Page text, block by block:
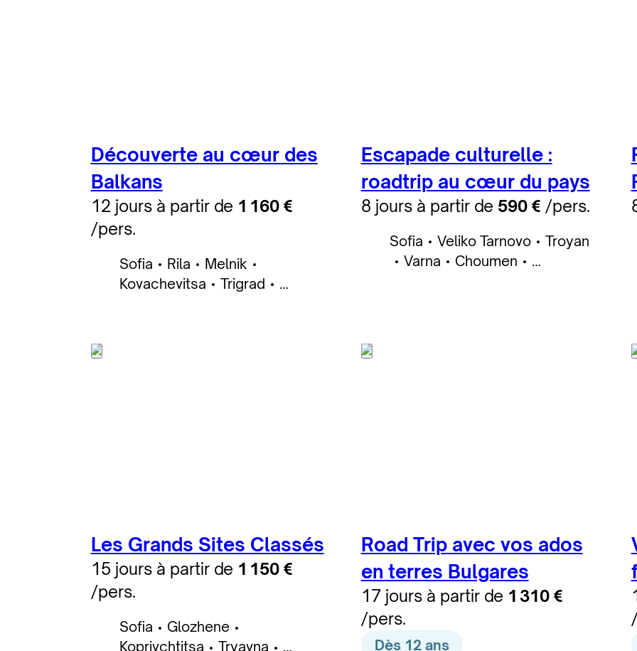
Découverte au cœur des
Balkans
12 jours à partir de 1 160 €
/pers.
Sofia Rila
Melnik
Kovachevitsa
Trigrad
Escapade culturelle :
roadtrip au cœur du pays
8 jours à partir de 590 € /pers.
Sofia Veliko Tarnovo
Troyan
Varna
Choumen
Les Grands Sites Classés
15 jours à partir de 1 150 €
/pers.
Sofia
Glozhene
Koprivchtitsa
Tryavna
Road Trip avec vos ados
en terres Bulgares
17 jours à partir de 1 310 €
/pers.
Dès 12 ans